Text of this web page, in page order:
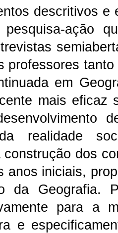
descritivos
ação
professores
em
mais eficaz
realidade
dos
anos iniciais,
da Geografia.
para a
e